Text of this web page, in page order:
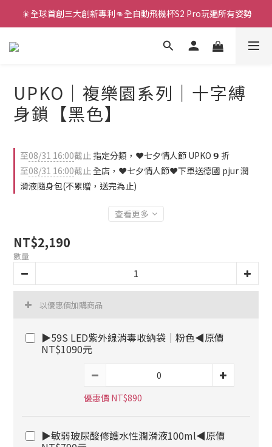
新款智能炮機👍小奶狗🩷小飛象💜
新款智能炮機👍小奶狗🩷小飛象💜
UPKO｜複樂園系列｜十字縛
身鎖【黑色】
至08/31 16:00截止 指定分類，❤️七夕情人節 UPKO 𝟵 折
至08/31 16:00截止全店，❤️七夕情人節❤️下單送德國 pjur 潤
滑液隨身包(不累贈，送完為止)
查看更多
NT$2,190
數量
以優惠價加購商品
▶59S LED紫外線消毒收納袋｜粉色◀原價
NT$1090元
優惠價 NT$890
▶敏弱玻尿酸修護水性潤滑液100ml◀原價